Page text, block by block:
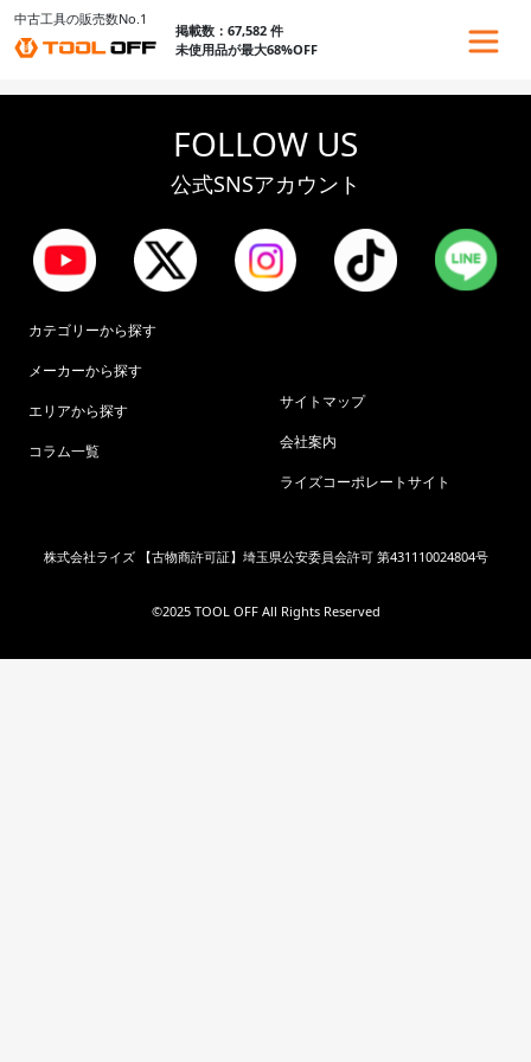
中古工具の販売数No.1
掲載数：67,582 件
未使用品が最大68%OFF
FOLLOW US
公式SNSアカウント
カテゴリーから探す
メーカーから探す
エリアから探す
コラム一覧
サイトマップ
会社案内
ライズコーポレートサイト
株式会社ライズ 【古物商許可証】埼玉県公安委員会許可 第431110024804号
©︎2025 TOOL OFF All Rights Reserved